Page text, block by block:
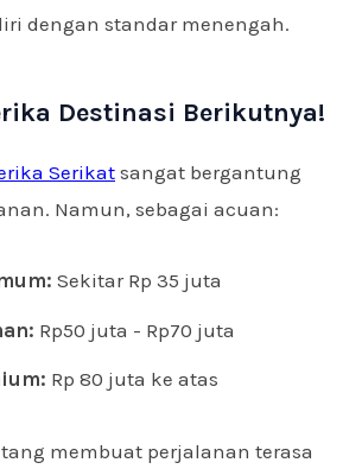
dengan standar menengah.
Destinasi Berikutnya!
Serikat sangat bergantung
Namun, sebagai acuan:
Sekitar Rp 35 juta
Rp50 juta - Rp70 juta
Rp 80 juta ke atas
membuat perjalanan terasa